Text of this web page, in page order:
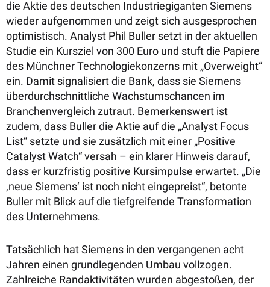
die Aktie des deutschen Industriegiganten Siemens
wieder aufgenommen und zeigt sich ausgesprochen
optimistisch. Analyst Phil Buller setzt in der aktuellen
Studie ein Kursziel von 300 Euro und stuft die Papiere
des Münchner Technologiekonzerns mit „Overweight“
ein. Damit signalisiert die Bank, dass sie Siemens
überdurchschnittliche Wachstumschancen im
Branchenvergleich zutraut. Bemerkenswert ist
zudem, dass Buller die Aktie auf die „Analyst Focus
List“ setzte und sie zusätzlich mit einer „Positive
Catalyst Watch“ versah – ein klarer Hinweis darauf,
dass er kurzfristig positive Kursimpulse erwartet. „Die
,neue Siemens‘ ist noch nicht eingepreist“, betonte
Buller mit Blick auf die tiefgreifende Transformation
des Unternehmens.
Tatsächlich hat Siemens in den vergangenen acht
Jahren einen grundlegenden Umbau vollzogen.
Zahlreiche Randaktivitäten wurden abgestoßen, der